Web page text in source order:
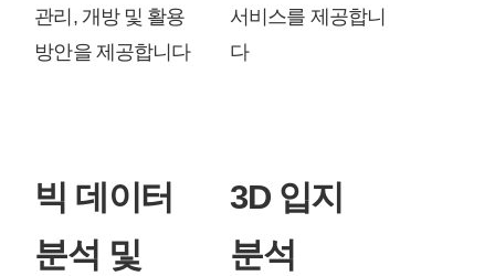
관리, 개방 및 활용
방안을 제공합니다
서비스를 제공합니
다
빅 데이터
분석 및
3D 입지
분석